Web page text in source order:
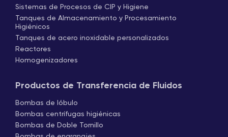
Sistemas de Procesos de CIP y Higiene
Tanques de Almacenamiento y Procesamiento
Higiénicos
Tanques de acero inoxidable personalizados
Reactores
Homogenizadores
Productos de Transferencia de Fluidos
Bombas de lóbulo
Bombas centrífugas higiénicas
Bombas de Doble Tornillo